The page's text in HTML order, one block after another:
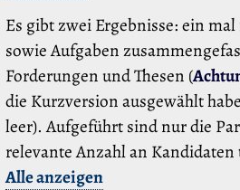
Es gibt zwei Ergebnisse: ein
sowie Aufgaben
Forderungen und Thesen (
die Kurzversion ausgewählt
leer). Aufgeführt sind nur die
relevante Anzahl an
Alle anzeigen